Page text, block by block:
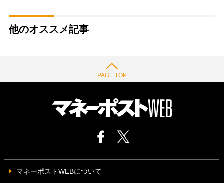
他のオススメ記事
PAGE TOP
マネーポストWEBについて